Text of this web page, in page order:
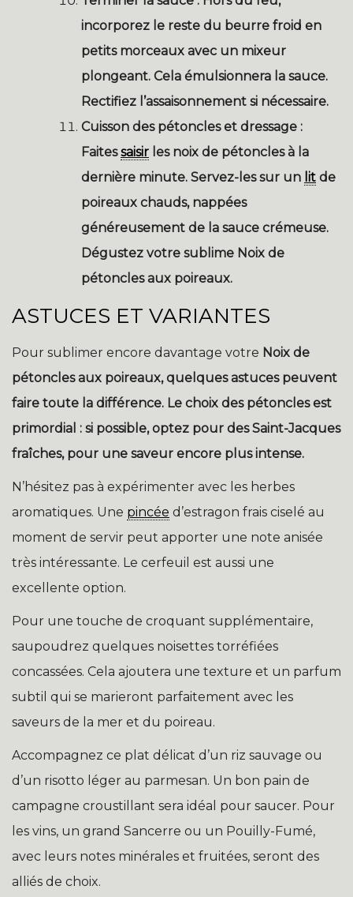
incorporez le reste du beurre froid en
petits morceaux avec un mixeur
plongeant. Cela émulsionnera la sauce.
Rectifiez l’assaisonnement si nécessaire.
Cuisson des pétoncles et dressage :
Faitessaisir les noix de pétoncles à la
dernière minute. Servez-les sur un lit de
poireaux chauds, nappées
généreusement de la sauce crémeuse.
Dégustez votre sublime Noix de
pétoncles aux poireaux.
ASTUCES ET VARIANTES
Pour sublimer encore davantage votre Noix de
pétoncles aux poireaux, quelques astuces peuvent
faire toute la différence. Le choix des pétoncles est
primordial : si possible, optez pour des Saint-Jacques
fraîches, pour une saveur encore plus intense.
N’hésitez pas à expérimenter avec les herbes
aromatiques. Une pincée d’estragon frais ciselé au
moment de servir peut apporter une note anisée
très intéressante. Le cerfeuil est aussi une
excellente option.
Pour une touche de croquant supplémentaire,
saupoudrez quelques noisettes torréfiées
concassées. Cela ajoutera une texture et un parfum
subtil qui se marieront parfaitement avec les
saveurs de la mer et du poireau.
Accompagnez ce plat délicat d’un riz sauvage ou
d’un risotto léger au parmesan. Un bon pain de
campagne croustillant sera idéal pour saucer. Pour
les vins, un grand Sancerre ou un Pouilly-Fumé,
avec leurs notes minérales et fruitées, seront des
alliés de choix.